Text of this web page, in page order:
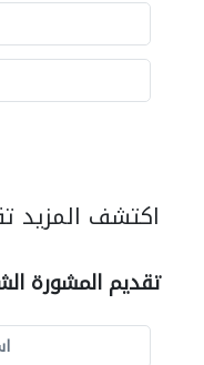
اكتشف المزيد
تقديم المشورة